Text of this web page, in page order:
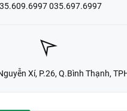
035.697.6997
Xí, P.26, Q.Bình Thạnh,